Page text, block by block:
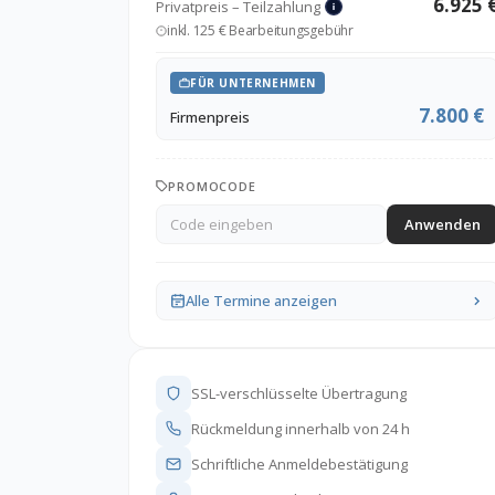
Privatpreis – Teilzahlung
inkl. 125 € Bearbeitungsgebühr
FÜR UNTERNEHMEN
Firmenpreis 7.800 €
PROMOCODE
Anwenden
Alle Termine anzeigen
SSL-verschlüsselte Übertragung
Rückmeldung innerhalb von 24 h
Schriftliche Anmeldebestätigung